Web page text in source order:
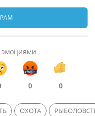
эмоциями
0 0
ОХОТА